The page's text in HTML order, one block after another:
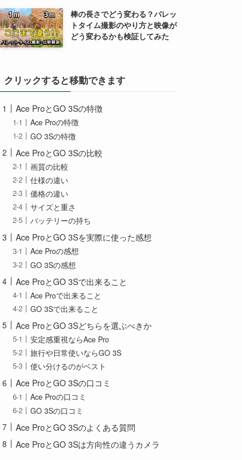
棒の長さでどう変わる？バレッ
トタイム撮影のやり方と映像が
どう変わるかも検証してみた
クリックすると移動できます
Ace ProとGO 3Sの特徴
Ace Proの特徴
GO 3Sの特徴
Ace ProとGO 3Sの比較
画質の比較
仕様の違い
価格の違い
サイズと重さ
バッテリーの持ち
Ace ProとGO 3Sを実際に使った感想
Ace Proの感想
GO 3Sの感想
Ace ProとGO 3Sで出来ること
Ace Proで出来ること
GO 3Sで出来ること
Ace ProとGO 3Sどちらを選ぶべきか
安定感重視ならAce Pro
旅行や日常使いならGO 3S
使い分けるのがベスト
Ace ProとGO 3Sの口コミ
Ace Proの口コミ
GO 3Sの口コミ
Ace ProとGO 3Sのよくある質問
Ace ProとGO 3Sは方向性の違うカメラ